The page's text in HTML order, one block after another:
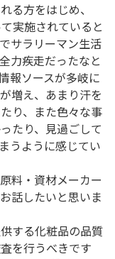
る方をはじめ、
実施されていると
サラリーマン生活
力疾走だったなと
報ソースが多岐に
増え、あまり汗を
り、また色々な事
たり、見過ごして
うように感じてい
料・資材メーカー
話したいと思いま
する化粧品の品質
を行うべきです